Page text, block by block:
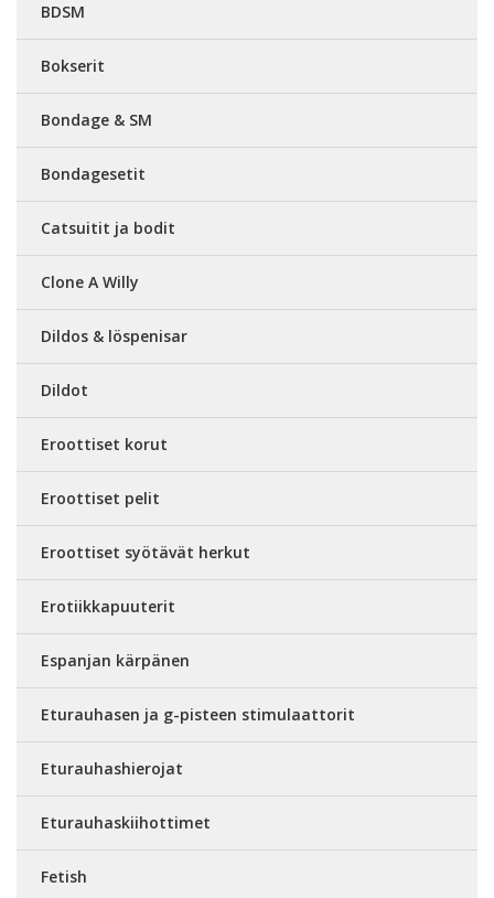
BDSM
Bokserit
Bondage & SM
Bondagesetit
Catsuitit ja bodit
Clone A Willy
Dildos & löspenisar
Dildot
Eroottiset korut
Eroottiset pelit
Eroottiset syötävät herkut
Erotiikkapuuterit
Espanjan kärpänen
Eturauhasen ja g-pisteen stimulaattorit
Eturauhashierojat
Eturauhaskiihottimet
Fetish